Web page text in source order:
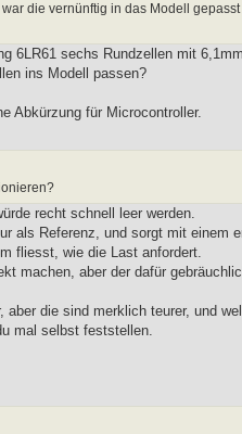
die vernünftig in das Modell
6LR61 sechs Rundzellen mit
ins Modell passen?
Abkürzung für Microcontroller.
recht schnell leer werden.
als Referenz, und sorgt mit einem
fliesst, wie die Last anfordert.
machen, aber der dafür
die sind merklich teurer, und
mal selbst feststellen.